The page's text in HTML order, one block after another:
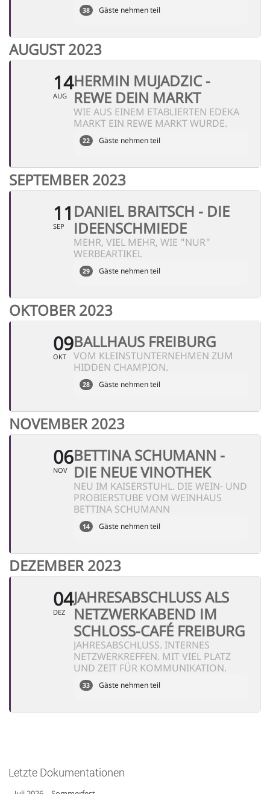
38 Gäste nehmen teil
AUGUST 2023
14
AUG
HERMIN MUJADZIC -
REWE DEIN MARKT
WIE AUS EINEM ETABLIERTEN EDEKA
MARKT EIN REWE MARKT WURDE.
22 Gäste nehmen teil
SEPTEMBER 2023
11
SEP
DANIEL BRAITSCH - DIE
IDEENSCHMIEDE
MEHR, VIEL MEHR, WIE "NUR"
WERBEARTIKEL
29 Gäste nehmen teil
OKTOBER 2023
09
OKT
BALLHAUS FREIBURG
VOM KLEINSTUNTERNEHMEN ZUM
HIDDEN CHAMPION.
28 Gäste nehmen teil
NOVEMBER 2023
06
NOV
BETTINA SCHUMANN -
DIE NEUE VINOTHEK
NEU IM KAISERSTUHL. DIE WEIN- UND
PROBIERSTUBE VOM WEINHAUS
BETTINA SCHUMANN
14 Gäste nehmen teil
DEZEMBER 2023
04
DEZ
JAHRESABSCHLUSS ALS
NETZWERKABEND IM
SCHLOSS-CAFÉ FREIBURG
JAHRESABSCHLUSS. INTERNES
NETZWERKREFFEN. MIT VIEL PLATZ
UND ZEIT FÜR KOMMUNIKATION.
33 Gäste nehmen teil
Letzte Dokumentationen